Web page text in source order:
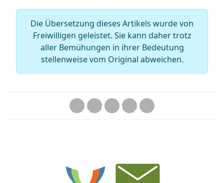
Die Übersetzung dieses Artikels wurde von
Freiwilligen geleistet. Sie kann daher trotz
aller Bemühungen in ihrer Bedeutung
stellenweise vom Original abweichen.